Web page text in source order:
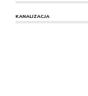
KANALIZACJA